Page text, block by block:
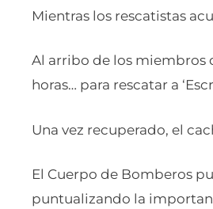
Mientras los rescatistas
Al arribo de los miembros
horas… para rescatar a
Una vez recuperado, el
El Cuerpo de Bomberos
puntualizando la